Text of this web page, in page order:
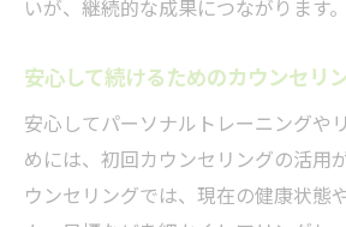
いが、継続的な成果につながります。
安心して続けるためのカウンセリ
安心してパーソナルトレーニングや
めには、初回カウンセリングの活用
ウンセリングでは、現在の健康状態